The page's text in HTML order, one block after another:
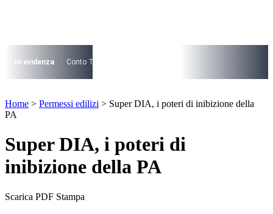
I più cercati
Lorem ipsum dolor sit amet consectetur
In evidenza Conto Termico
Lorem ipsum dolor sit amet consectetur
Home > Permessi edilizi > Super DIA, i poteri di inibizione della
PA
Super DIA, i poteri di
inibizione della PA
Scarica PDF Stampa